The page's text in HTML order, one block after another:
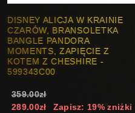
DISNEY ALICJA W KRAINIE
CZARÓW, BRANSOLETKA
BANGLE PANDORA
MOMENTS, ZAPIĘCIE Z
KOTEM Z CHESHIRE -
599343C00
359.00zł
289.00zł
Zapisz: 19% zniżki